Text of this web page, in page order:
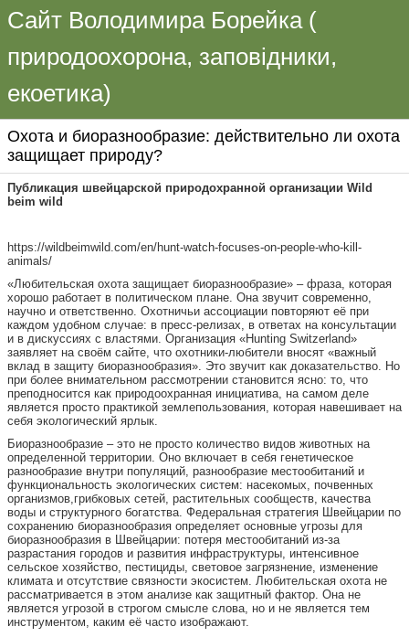
Сайт Володимира Борейка (
природоохорона, заповідники,
екоетика)
Охота и биоразнообразие: действительно ли охота
защищает природу?
Публикация швейцарской природохранной организации Wild
beim wild
https://wildbeimwild.com/en/hunt-watch-focuses-on-people-who-kill-
animals/
«Любительская охота защищает биоразнообразие» – фраза, которая
хорошо работает в политическом плане. Она звучит современно,
научно и ответственно. Охотничьи ассоциации повторяют её при
каждом удобном случае: в пресс-релизах, в ответах на консультации
и в дискуссиях с властями. Организация «Hunting Switzerland»
заявляет на своём сайте, что охотники-любители вносят «важный
вклад в защиту биоразнообразия». Это звучит как доказательство. Но
при более внимательном рассмотрении становится ясно: то, что
преподносится как природоохранная инициатива, на самом деле
является просто практикой землепользования, которая навешивает на
себя экологический ярлык.
Биоразнообразие – это не просто количество видов животных на
определенной территории. Оно включает в себя генетическое
разнообразие внутри популяций, разнообразие местообитаний и
функциональность экологических систем: насекомых, почвенных
организмов,грибковых сетей, растительных сообществ, качества
воды и структурного богатства. Федеральная стратегия Швейцарии по
сохранению биоразнообразия определяет основные угрозы для
биоразнообразия в Швейцарии: потеря местообитаний из-за
разрастания городов и развития инфраструктуры, интенсивное
сельское хозяйство, пестициды, световое загрязнение, изменение
климата и отсутствие связности экосистем. Любительская охота не
рассматривается в этом анализе как защитный фактор. Она не
является угрозой в строгом смысле слова, но и не является тем
инструментом, каким её часто изображают.